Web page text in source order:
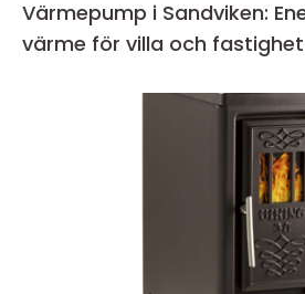
Värmepump i Sandviken:
värme för villa och fastighet